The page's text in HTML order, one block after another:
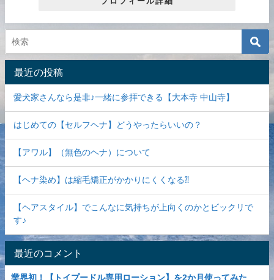
最近の投稿
愛犬家さんなら是非♪一緒に参拝できる【大本寺 中山寺】
はじめての【セルフヘナ】どうやったらいいの？
【アワル】（無色のヘナ）について
【ヘナ染め】は縮毛矯正がかかりにくくなる⁈
【ヘアスタイル】でこんなに気持ちが上向くのかとビックリで
す♪
最近のコメント
業界初！【トイプードル専用ローション】を2か月使ってみた